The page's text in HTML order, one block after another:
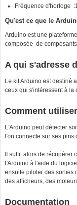
Fréquence d'horloge
Qu'est ce que le
Arduino est une
composée de
A qui s'adresse
Le kit Arduino est destiné
ceux qui s'intéressent à la
Comment
L'Arduino peut détecter
l'on connecte sur ses pins
Il suffit alors de
l'Arduino à l'aide du
ensuite piloter des sorties
des afficheurs, des
Documentation